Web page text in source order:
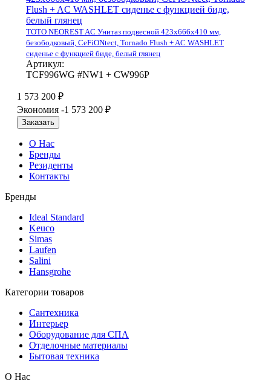
TOTO NEOREST AC Унитаз подвесной 423x666x410 мм,
безободковый, CeFiONtect, Tornado Flush + AC WASHLET
сиденье с функцией биде, белый глянец
Артикул:
TCF996WG #NW1 + CW996P
1 573 200 ₽
Экономия -1 573 200 ₽
Заказать
О Нас
Бренды
Резиденты
Контакты
Бренды
Ideal Standard
Keuco
Simas
Laufen
Salini
Hansgrohe
Категории товаров
Сантехника
Интерьер
Оборудование для СПА
Отделочные материалы
Бытовая техника
О Нас